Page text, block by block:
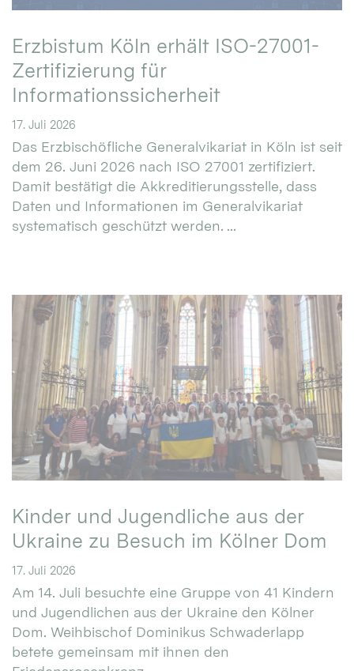
Erzbistum Köln erhält ISO-27001-
Zertifizierung für
Informationssicherheit
17. Juli 2026
Das Erzbischöfliche Generalvikariat in Köln ist seit
dem 26. Juni 2026 nach ISO 27001 zertifiziert.
Damit bestätigt die Akkreditierungsstelle, dass
Daten und Informationen im Generalvikariat
systematisch geschützt werden. ...
Kinder und Jugendliche aus der
Ukraine zu Besuch im Kölner Dom
17. Juli 2026
Am 14. Juli besuchte eine Gruppe von 41 Kindern
und Jugendlichen aus der Ukraine den Kölner
Dom. Weihbischof Dominikus Schwaderlapp
betete gemeinsam mit ihnen den